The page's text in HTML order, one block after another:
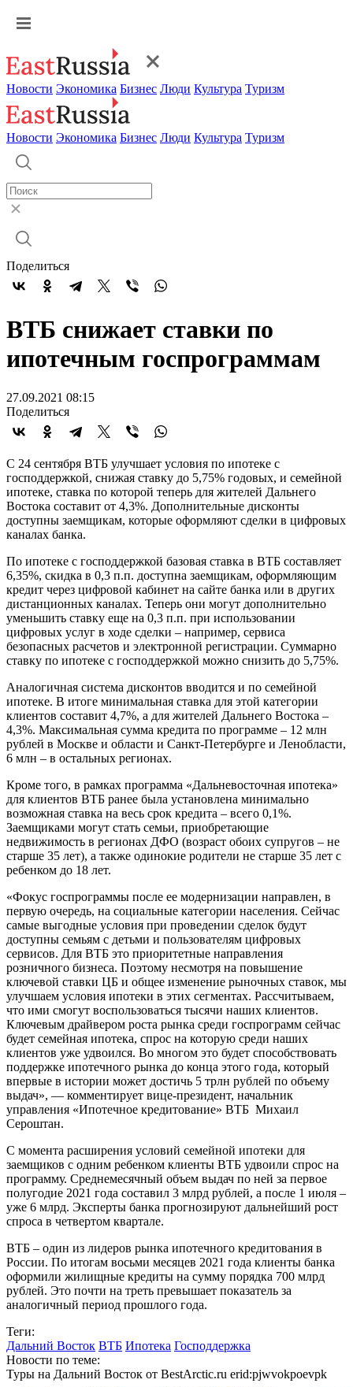
Новости Экономика Бизнес Люди Культура Туризм
Новости Экономика Бизнес Люди Культура Туризм
Поделиться
ВТБ снижает ставки по
ипотечным госпрограммам
27.09.2021 08:15
Поделиться
С 24 сентября ВТБ улучшает условия по ипотеке с
господдержкой, снижая ставку до 5,75% годовых, и семейной
ипотеке, ставка по которой теперь для жителей Дальнего
Востока составит от 4,3%. Дополнительные дисконты
доступны заемщикам, которые оформляют сделки в цифровых
каналах банка.
По ипотеке с господдержкой базовая ставка в ВТБ составляет
6,35%, скидка в 0,3 п.п. доступна заемщикам, оформляющим
кредит через цифровой кабинет на сайте банка или в других
дистанционных каналах. Теперь они могут дополнительно
уменьшить ставку еще на 0,3 п.п. при использовании
цифровых услуг в ходе сделки – например, сервиса
безопасных расчетов и электронной регистрации. Суммарно
ставку по ипотеке с господдержкой можно снизить до 5,75%.
Аналогичная система дисконтов вводится и по семейной
ипотеке. В итоге минимальная ставка для этой категории
клиентов составит 4,7%, а для жителей Дальнего Востока –
4,3%. Максимальная сумма кредита по программе – 12 млн
рублей в Москве и области и Санкт-Петербурге и Ленобласти,
6 млн – в остальных регионах.
Кроме того, в рамках программа «Дальневосточная ипотека»
для клиентов ВТБ ранее была установлена минимально
возможная ставка на весь срок кредита – всего 0,1%.
Заемщиками могут стать семьи, приобретающие
недвижимость в регионах ДФО (возраст обоих супругов – не
старше 35 лет), а также одинокие родители не старше 35 лет с
ребенком до 18 лет.
«Фокус госпрограммы после ее модернизации направлен, в
первую очередь, на социальные категории населения. Сейчас
самые выгодные условия при проведении сделок будут
доступны семьям с детьми и пользователям цифровых
сервисов. Для ВТБ это приоритетные направления
розничного бизнеса. Поэтому несмотря на повышение
ключевой ставки ЦБ и общее изменение рыночных ставок, мы
улучшаем условия ипотеки в этих сегментах. Рассчитываем,
что ими смогут воспользоваться тысячи наших клиентов.
Ключевым драйвером роста рынка среди госпрограмм сейчас
будет семейная ипотека, спрос на которую среди наших
клиентов уже удвоился. Во многом это будет способствовать
поддержке ипотечного рынка до конца этого года, который
впервые в истории может достичь 5 трлн рублей по объему
выдач», — комментирует вице-президент, начальник
управления «Ипотечное кредитование» ВТБ Михаил
Сероштан.
С момента расширения условий семейной ипотеки для
заемщиков с одним ребенком клиенты ВТБ удвоили спрос на
программу. Среднемесячный объем выдач по ней за первое
полугодие 2021 года составил 3 млрд рублей, а после 1 июля –
уже 6 млрд. Эксперты банка прогнозируют дальнейший рост
спроса в четвертом квартале.
ВТБ – один из лидеров рынка ипотечного кредитования в
России. По итогам восьми месяцев 2021 года клиенты банка
оформили жилищные кредиты на сумму порядка 700 млрд
рублей. Это почти на треть превышает показатель за
аналогичный период прошлого года.
Теги:
Дальний Восток ВТБ Ипотека Господдержка
Новости по теме:
Туры на Дальний Восток от BestArctic.ru erid:pjwvokpoevpk